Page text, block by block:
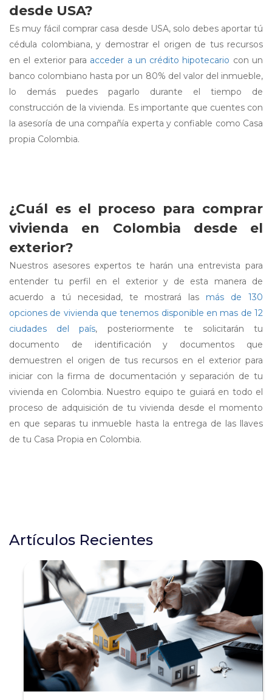
desde USA?
Es muy fácil comprar casa desde USA, solo debes aportar tú
cédula colombiana, y demostrar el origen de tus recursos
en el exterior para acceder a un crédito hipotecario con un
banco colombiano hasta por un 80% del valor del inmueble,
lo demás puedes pagarlo durante el tiempo de
construcción de la vivienda. Es importante que cuentes con
la asesoría de una compañía experta y confiable como Casa
propia Colombia.
¿Cuál es el proceso para comprar
vivienda en Colombia desde el
exterior?
Nuestros asesores expertos te harán una entrevista para
entender tu perfil en el exterior y de esta manera de
acuerdo a tú necesidad, te mostrará las más de 130
opciones de vivienda que tenemos disponible en mas de 12
ciudades del país, posteriormente te solicitarán tu
documento de identificación y documentos que
demuestren el origen de tus recursos en el exterior para
iniciar con la firma de documentación y separación de tu
vivienda en Colombia. Nuestro equipo te guiará en todo el
proceso de adquisición de tu vivienda desde el momento
en que separas tu inmueble hasta la entrega de las llaves
de tu Casa Propia en Colombia.
Artículos Recientes